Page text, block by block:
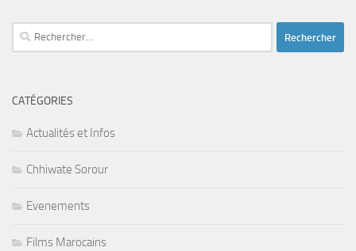
Rechercher :
CATÉGORIES
Actualités et Infos
Chhiwate Sorour
Evenements
Films Marocains